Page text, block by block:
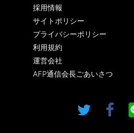
採用情報
サイトポリシー
プライバシーポリシー
利用規約
運営会社
AFP通信会長ごあいさつ